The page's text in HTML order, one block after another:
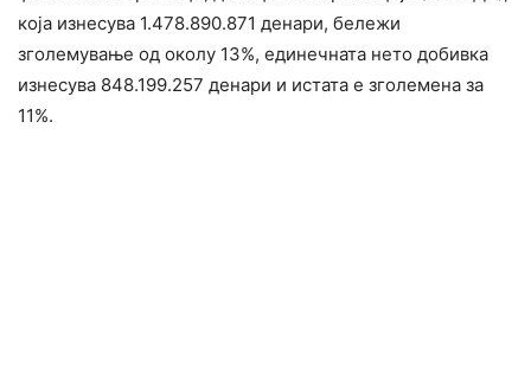
која изнесува 1.478.890.871 денари, бележи
зголемување од околу 13%, единечната нето добивка
изнесува 848.199.257 денари и истата е зголемена за
11%.